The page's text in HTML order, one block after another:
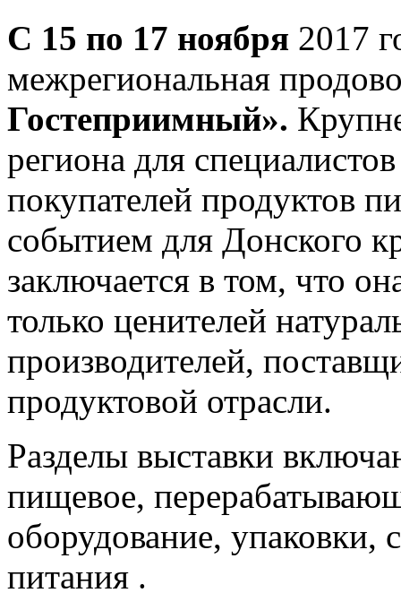
С 15 по 17 ноября 2017
межрегиональная
Гостеприимный».
региона для
покупателей продуктов
событием для Донского
заключается в том, что
только ценителей
производителей,
продуктовой отрасли.
Разделы выставки
пищевое,
оборудование, упаковки,
питания .